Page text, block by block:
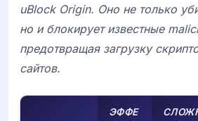
uBlock Origin. Оно не только
но и блокирует известные
предотвращая загрузку
сайтов.
ЭФФЕ